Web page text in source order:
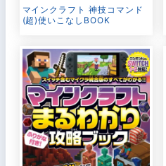
マインクラフト 神技コマンド
(超)使いこなしBOOK